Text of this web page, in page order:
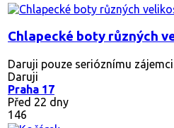
Chlapecké boty různých
Daruji pouze serióznímu
Daruji
Praha 17
Před 22 dny
146